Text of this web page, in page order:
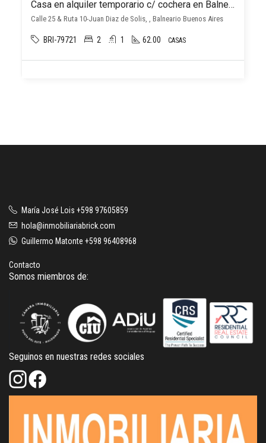
Casa en alquiler temporario c/ cochera en Balneario Buenos Aires
Calle 25 & Ruta 10-Juan Diaz de Solis, , Balneario Buenos Aires
BRI-79721 2 1 62.00 CASAS
María José Lois +598 97605859
hola@inmobiliariabrick.com
Guillermo Matonte +598 96408968
Contacto
Somos miembros de:
Seguinos en nuestras redes sociales